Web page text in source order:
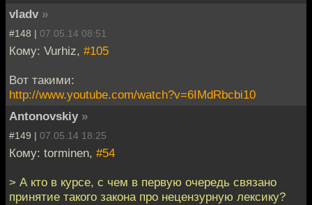
vladv »
#148 | 07.05.14 08:51
Кому: Vurhiz, #105
Вот такими:
http://www.youtube.com/watch?v=6IMdRbcbi10
Antonovskiy »
#149 | 07.05.14 18:25
Кому: torminen, #54
> А кто в курсе, с чем в первую очередь связано
принятие такого закона про нецензурную лексику?